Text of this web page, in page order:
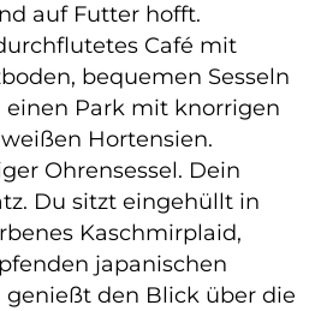
auf Futter hofft.
Café mit
bequemen Sesseln
einen Park mit knorrigen
Hortensien.
Ohrensessel. Dein
Du sitzt eingehüllt in
Kaschmirplaid,
japanischen
genießt den Blick über die